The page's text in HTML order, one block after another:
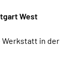
West
in der